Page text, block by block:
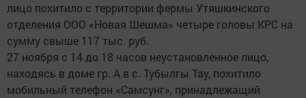
лицо похитило с территории фермы Утяшкинского
отделения ООО «Новая Шешма» четыре головы КРС на
сумму свыше 117 тыс. руб.
27 ноября с 14 до 18 часов неустановленное лицо,
находясь в доме гр. А в с. Тубылгы Тау, похитило
мобильный телефон «Самсунг», принадлежащий